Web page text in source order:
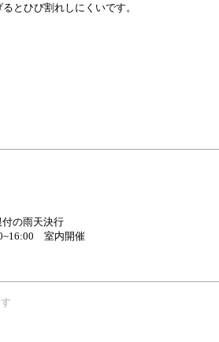
とひび割れしにくいです。
の雨天決行
室内開催